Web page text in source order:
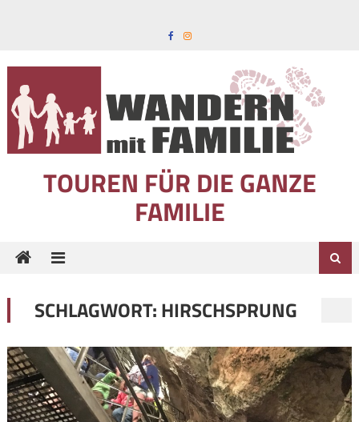
TOUREN FÜR DIE GANZE
FAMILIE
SCHLAGWORT:HIRSCHSPRUNG